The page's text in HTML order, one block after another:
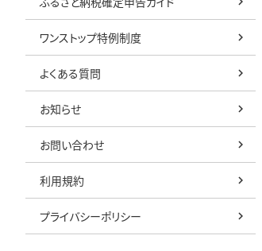
ワンストップ特例制度
よくある質問
お知らせ
お問い合わせ
利用規約
プライバシーポリシー